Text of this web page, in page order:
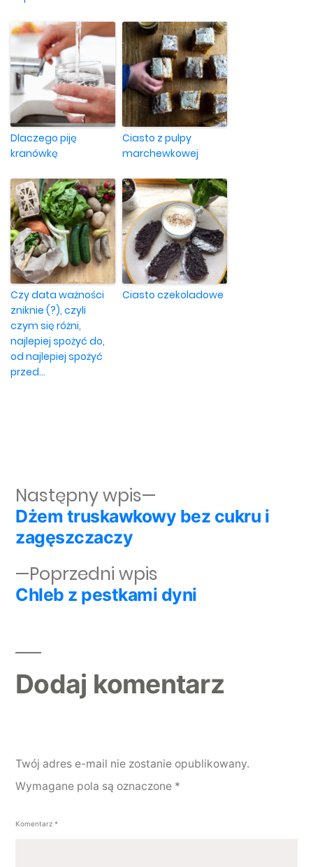
Dlaczego piję
kranówkę
Ciasto z pulpy
marchewkowej
Czy data ważności
zniknie (?), czyli
czym się różni,
najlepiej spożyć do,
od najlepiej spożyć
przed…
Ciasto czekoladowe
Nawigacja wpisu
Poprzedni wpis
Chleb z pestkami dyni
Następny wpis
Dżem truskawkowy bez cukru i
zagęszczaczy
Dodaj komentarz
Twój adres e-mail nie zostanie opublikowany.
Wymagane pola są oznaczone *
Komentarz *